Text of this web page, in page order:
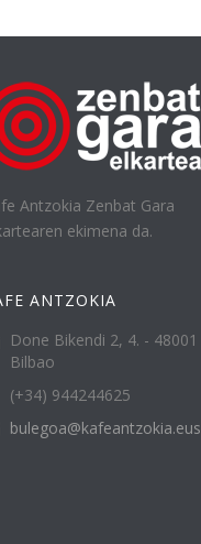
Antzokia Zenbat Gara
ekimena da.
ANTZOKIA
Done Bikendi 2, 4. - 48001
Bilbao
(+34) 944244625
bulegoa@kafeantzokia.eus